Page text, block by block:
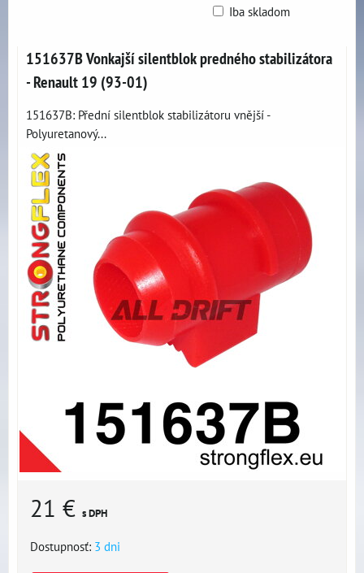
Iba skladom
151637B Vonkajší silentblok predného stabilizátora
- Renault 19 (93-01)
151637B: Přední silentblok stabilizátoru vnější -
Polyuretanový...
21 € s DPH
Dostupnosť: 3 dni